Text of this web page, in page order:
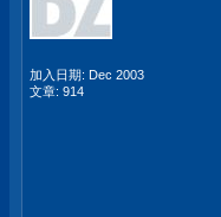
加入日期: Dec 2003
文章: 914